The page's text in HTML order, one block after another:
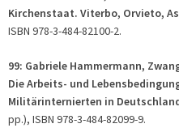
Kirchenstaat. Viterbo, Orvieto,
ISBN 978-3-484-82100-2.
99: Gabriele Hammermann,
Die Arbeits- und
Militärinternierten in Deutschland
pp.), ISBN 978-3-484-82099-9.